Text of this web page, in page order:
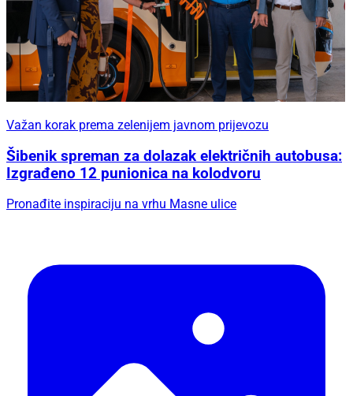
Važan korak prema zelenijem javnom prijevozu
Šibenik spreman za dolazak električnih autobusa:
Izgrađeno 12 punionica na kolodvoru
Pronađite inspiraciju na vrhu Masne ulice